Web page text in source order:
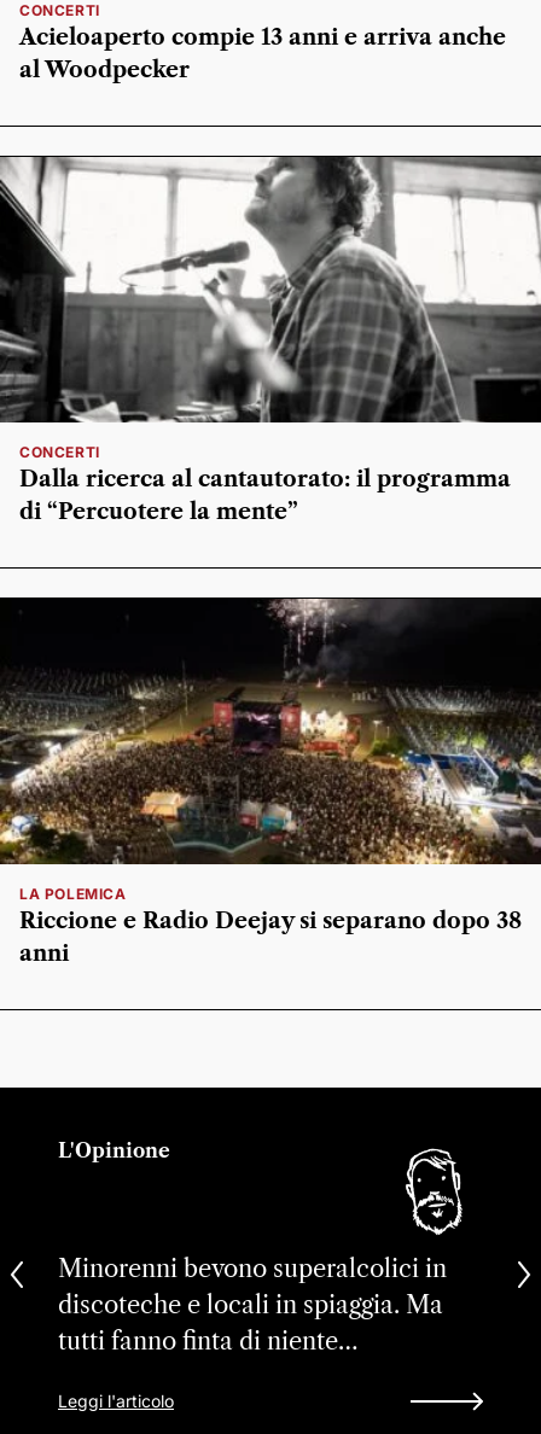
CONCERTI
Acieloaperto compie 13 anni e arriva anche
al Woodpecker
CONCERTI
Dalla ricerca al cantautorato: il programma
di “Percuotere la mente”
LA POLEMICA
Riccione e Radio Deejay si separano dopo 38
anni
L'Opinione
Minorenni bevono superalcolici in
discoteche e locali in spiaggia. Ma
tutti fanno finta di niente…
Leggi l'articolo